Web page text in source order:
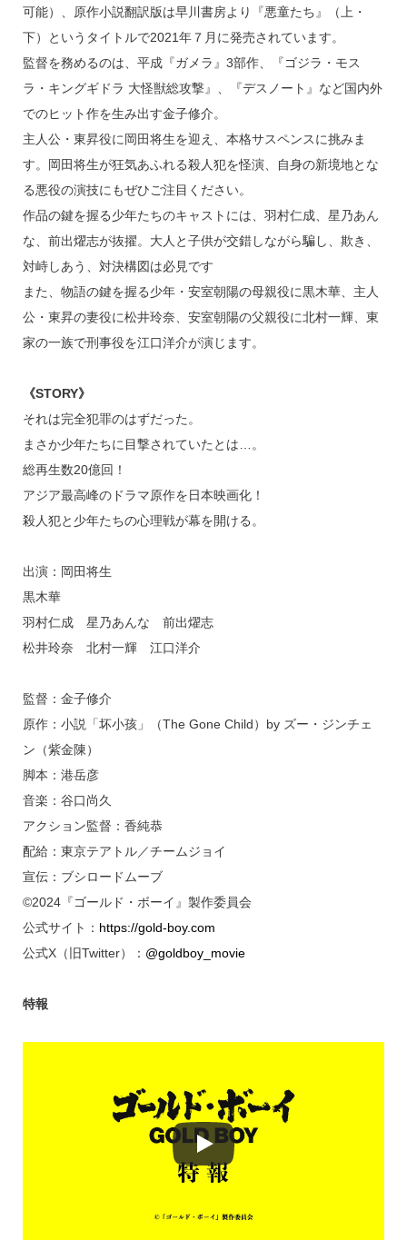
可能）、原作小説翻訳版は早川書房より『悪童たち』（上・
下）というタイトルで2021年７月に発売されています。
監督を務めるのは、平成『ガメラ』3部作、『ゴジラ・モス
ラ・キングギドラ 大怪獣総攻撃』、『デスノート』など国内外
でのヒット作を生み出す金子修介。
主人公・東昇役に岡田将生を迎え、本格サスペンスに挑みま
す。岡田将生が狂気あふれる殺人犯を怪演、自身の新境地とな
る悪役の演技にもぜひご注目ください。
作品の鍵を握る少年たちのキャストには、羽村仁成、星乃あん
な、前出燿志が抜擢。大人と子供が交錯しながら騙し、欺き、
対峙しあう、対決構図は必見です
また、物語の鍵を握る少年・安室朝陽の母親役に黒木華、主人
公・東昇の妻役に松井玲奈、安室朝陽の父親役に北村一輝、東
家の一族で刑事役を江口洋介が演じます。
《STORY》
それは完全犯罪のはずだった。
まさか少年たちに目撃されていたとは…。
総再生数20億回！
アジア最高峰のドラマ原作を日本映画化！
殺人犯と少年たちの心理戦が幕を開ける。
出演：岡田将生
黒木華
羽村仁成 星乃あんな 前出燿志
松井玲奈 北村一輝 江口洋介
監督：金子修介
原作：小説「坏小孩」（The Gone Child）by ズー・ジンチェ
ン（紫金陳）
脚本：港岳彦
音楽：谷口尚久
アクション監督：香純恭
配給：東京テアトル／チームジョイ
宣伝：ブシロードムーブ
©2024『ゴールド・ボーイ』製作委員会
公式サイト： https://gold-boy.com
公式X（旧Twitter）： @goldboy_movie
特報